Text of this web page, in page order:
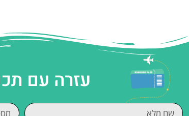
עזרה עם